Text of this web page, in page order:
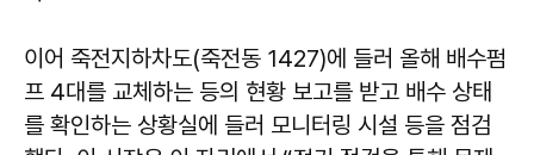
이어 죽전지하차도(죽전동 1427)에 들러 올해 배수펌
프 4대를 교체하는 등의 현황 보고를 받고 배수 상태
를 확인하는 상황실에 들러 모니터링 시설 등을 점검